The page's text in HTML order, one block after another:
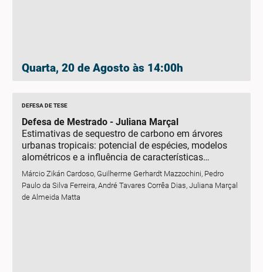
Quarta, 20 de Agosto às 14:00h
DEFESA DE TESE
Defesa de Mestrado - Juliana Marçal
Estimativas de sequestro de carbono em árvores
urbanas tropicais: potencial de espécies, modelos
alométricos e a influência de características
funcionais
Márcio Zikán Cardoso, Guilherme Gerhardt Mazzochini, Pedro
Paulo da Silva Ferreira, André Tavares Corrêa Dias, Juliana Marçal
de Almeida Matta